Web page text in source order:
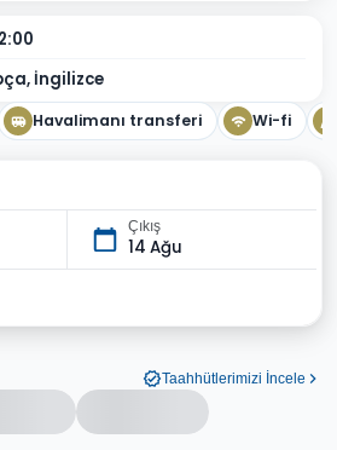
İngilizce
Havalimanı transferi Wi-fi
Çıkış
14 Ağu
Taahhütlerimizi İncele